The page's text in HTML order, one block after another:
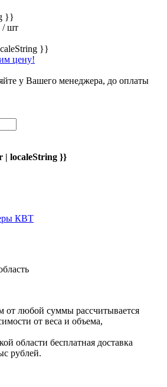
}}
/ шт
}}
цену!
у Вашего менеджера, до оплаты
| localeString }}
КВТ
от любой суммы рассчитывается
от веса и объема,
области бесплатная доставка
рублей.